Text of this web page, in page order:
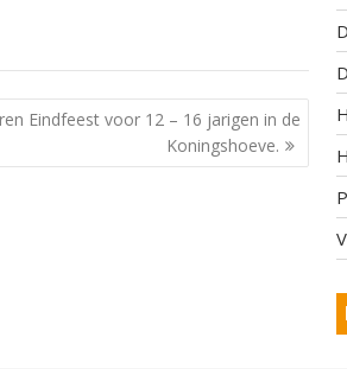
Eindfeest voor 12 – 16 jarigen in de
Koningshoeve.